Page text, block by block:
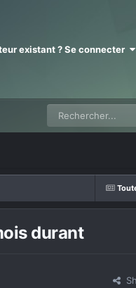
existant ? Se connecter
durant